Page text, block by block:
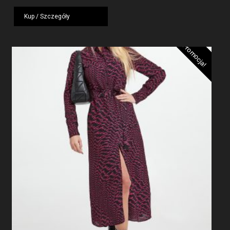
1919,00 zł.1439,25 zł.
Kup / Szczegóły
Promocja!